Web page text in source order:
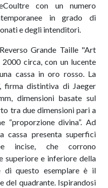
con un numero
in grado di
e degli intenditori.
Grande Taille "Art
2000 circa, con un lucente
cassa in oro rosso. La
firma distintiva di Jaeger
, dimensioni basate sul
tra due dimensioni pari a
“proporzione divina”. Ad
cassa presenta superfici
incise, che corrono
superiore e inferiore della
di questo esemplare è il
del quadrante. Ispirandosi